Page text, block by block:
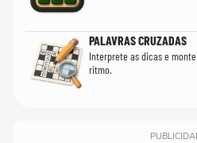
PALAVRAS CRUZADAS
Interprete as dicas e
ritmo.